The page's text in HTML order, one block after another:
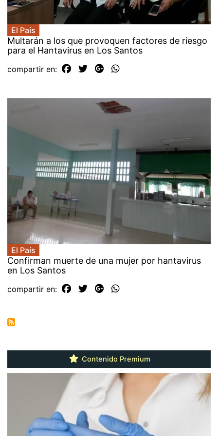
El País
Multarán a los que provoquen factores de riesgo
para el Hantavirus en Los Santos
compartir en:
El País
Confirman muerte de una mujer por hantavirus
en Los Santos
compartir en:
Contenido Premium